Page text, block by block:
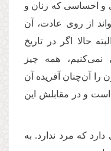
و احساسی که زنان و
از روی عادت، آن
حالا اگر در تاریخ
نمی‌کنیم، همه چیز
را آن‌چنان آفریده آن
و در مقابلش این
که مرد ندارد. به